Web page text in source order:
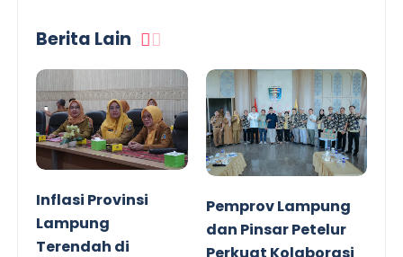
Berita Lain
Inflasi Provinsi
Lampung
Terendah di
Pemprov Lampung
dan Pinsar Petelur
Perkuat Kolaborasi